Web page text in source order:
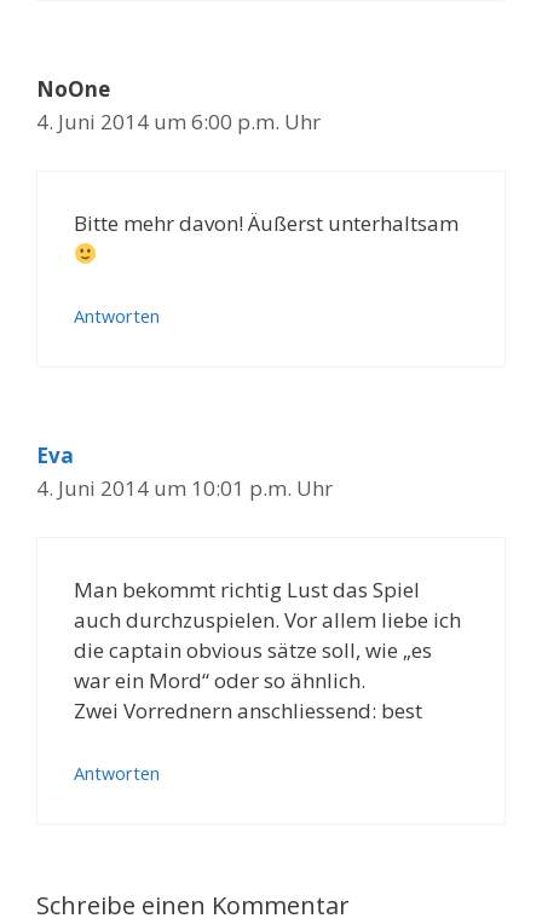
NoOne
4. Juni 2014 um 6:00 p.m. Uhr
Bitte mehr davon! Äußerst unterhaltsam
Antworten
Eva
4. Juni 2014 um 10:01 p.m. Uhr
Man bekommt richtig Lust das Spiel
auch durchzuspielen. Vor allem liebe ich
die captain obvious sätze soll, wie „es
war ein Mord“ oder so ähnlich.
Zwei Vorrednern anschliessend: best
Antworten
Schreibe einen Kommentar